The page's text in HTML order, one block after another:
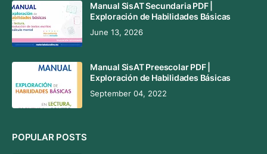
Manual SisAT Secundaria PDF |
Exploración de Habilidades Básicas
June 13, 2026
Manual SisAT Preescolar PDF |
Exploración de Habilidades Básicas
September 04, 2022
POPULAR POSTS